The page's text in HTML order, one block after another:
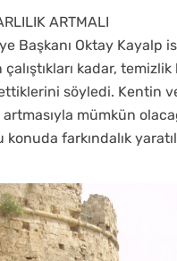
ARTMALI
Başkanı Oktay
kadar,
söyledi. Kentin
artmasıyla mümkün
konuda farkındalık